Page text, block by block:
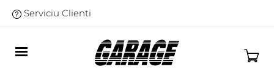
Serviciu Clienti